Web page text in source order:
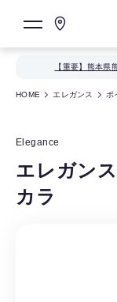
【重要】熊本県
HOME エレガンス ポ
Elegance
エレガン
カラ